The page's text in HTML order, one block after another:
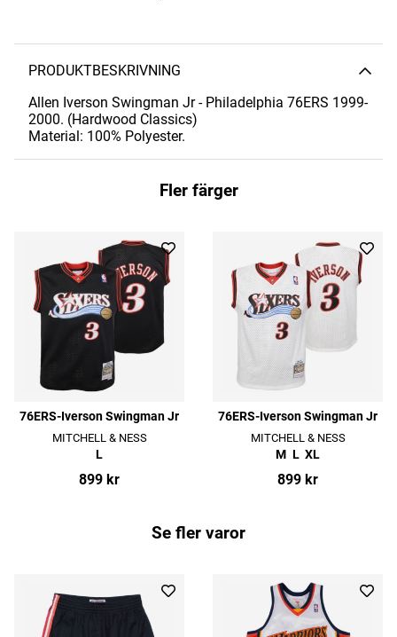
PRODUKTBESKRIVNING
Allen Iverson Swingman Jr - Philadelphia 76ERS 1999-
2000. (Hardwood Classics)
Material: 100% Polyester.
Fler färger
76ERS-Iverson Swingman Jr
MITCHELL & NESS
L
899 kr
76ERS-Iverson Swingman Jr
MITCHELL & NESS
M L XL
899 kr
Se fler varor